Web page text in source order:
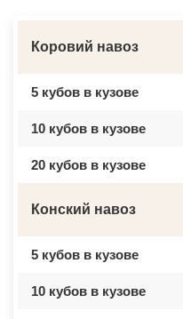
Коровий навоз
5 кубов в кузове
10 кубов в кузове
20 кубов в кузове
Конский навоз
5 кубов в кузове
10 кубов в кузове